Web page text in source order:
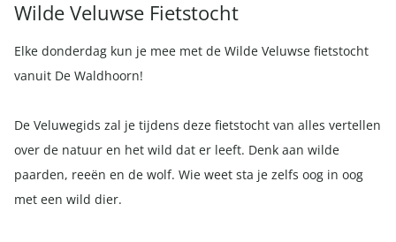
Wilde Veluwse Fietstocht
Elke donderdag kun je mee met de Wilde Veluwse fietstocht
vanuit De Waldhoorn!
De Veluwegids zal je tijdens deze fietstocht van alles vertellen
over de natuur en het wild dat er leeft. Denk aan wilde
paarden, reeën en de wolf. Wie weet sta je zelfs oog in oog
met een wild dier.